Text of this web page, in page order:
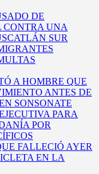
DE
CONTRA UNA
SUR
A HOMBRE QUE
ANTES DE
SONSONATE
PARA
POR
FALLECIÓ AYER
EN LA